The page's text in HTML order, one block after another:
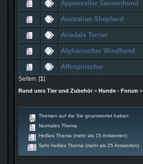
Appenzeller Sennenhund
Australian Shepherd
Airedale Terrier
Afghanischer Windhund
Affenpinscher
Seiten: [1]
Rund ums Tier und Zubehör> Hunde - Forum >
Themen auf die Sie geantwortet haben
Normales Thema
Heißes Thema (mehr als 15 Antworten)
Sehr heißes Thema (mehr als 25 Antworten)